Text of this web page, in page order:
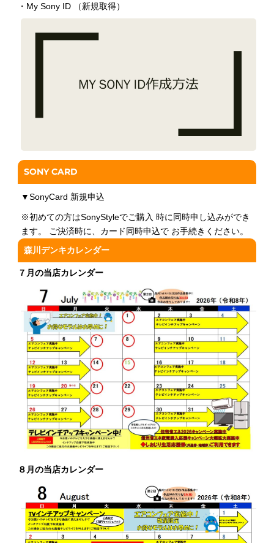
・My Sony ID （新規取得）
SONY CARD
▼SonyCard 新規申込
※初めての方はSonyStyleでご購入 時に同時申し込みができ
ます。 ご決済時に、カード同時申込で お手続きください。
森川デンキカレンダー
７月の当店カレンダー
８月の当店カレンダー